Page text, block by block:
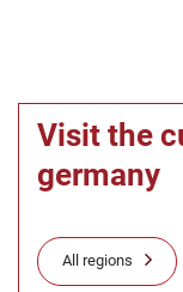
Visit the
germany
All regions